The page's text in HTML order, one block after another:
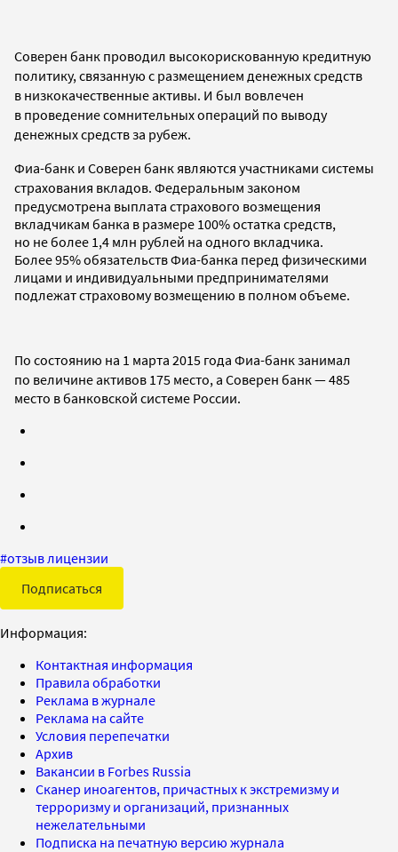
Соверен банк проводил высокорискованную кредитную
политику, связанную с размещением денежных средств
в низкокачественные активы. И был вовлечен
в проведение сомнительных операций по выводу
денежных средств за рубеж.
Фиа-банк и Соверен банк являются участниками системы
страхования вкладов. Федеральным законом
предусмотрена выплата страхового возмещения
вкладчикам банка в размере 100% остатка средств,
но не более 1,4 млн рублей на одного вкладчика.
Более 95% обязательств Фиа-банка перед физическими
лицами и индивидуальными предпринимателями
подлежат страховому возмещению в полном объеме.
По состоянию на 1 марта 2015 года Фиа-банк занимал
по величине активов 175 место, а Соверен банк — 485
место в банковской системе России.
#отзыв лицензии
Подписаться
Информация:
Контактная информация
Правила обработки
Реклама в журнале
Реклама на сайте
Условия перепечатки
Архив
Вакансии в Forbes Russia
Сканер иноагентов, причастных к экстремизму и
терроризму и организаций, признанных
нежелательными
Подписка на печатную версию журнала